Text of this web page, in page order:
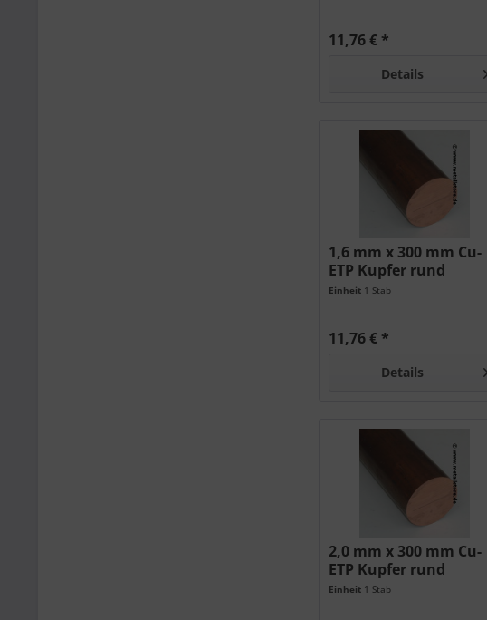
11,76 € *
Details
1,6 mm x 300 mm Cu-
ETP Kupfer rund
Einheit 1 Stab
11,76 € *
Details
2,0 mm x 300 mm Cu-
ETP Kupfer rund
Einheit 1 Stab